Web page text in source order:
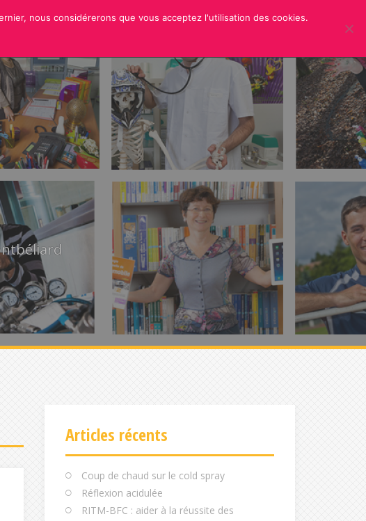
NEWSLETTER
Articles récents
Coup de chaud sur le cold spray
Réflexion acidulée
RITM-BFC : aider à la réussite des
nous considérerons que vous acceptez l'utilisation des cookies.